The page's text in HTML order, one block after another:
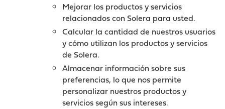
Mejorar los productos y servicios
relacionados con Solera para usted.
Calcular la cantidad de nuestros usuarios
y cómo utilizan los productos y servicios
de Solera.
Almacenar información sobre sus
preferencias, lo que nos permite
personalizar nuestros productos y
servicios según sus intereses.